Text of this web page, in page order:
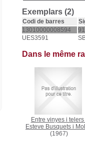
Exemplars (2)
Codi de barres
13010000008594
UES3591
Dans le même
Entre vinyes i telers
Esteve Busquets i
(1967)